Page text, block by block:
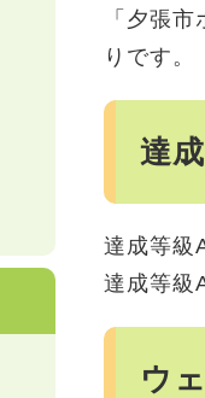
「夕張
りです。
達
達成等級
達成等級
ウ